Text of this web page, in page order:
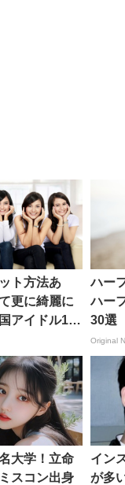
ト方法あ
更に綺麗に
アイドル10
ハー
ハー
30選
Original
大学！立命
スコン出身
イン
が多